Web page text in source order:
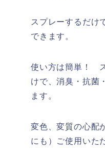
スプレーするだけ
できます。
使い方は簡単！
けで、消臭・抗菌
ます。
変色、変質の心配
にも）ご使用いた